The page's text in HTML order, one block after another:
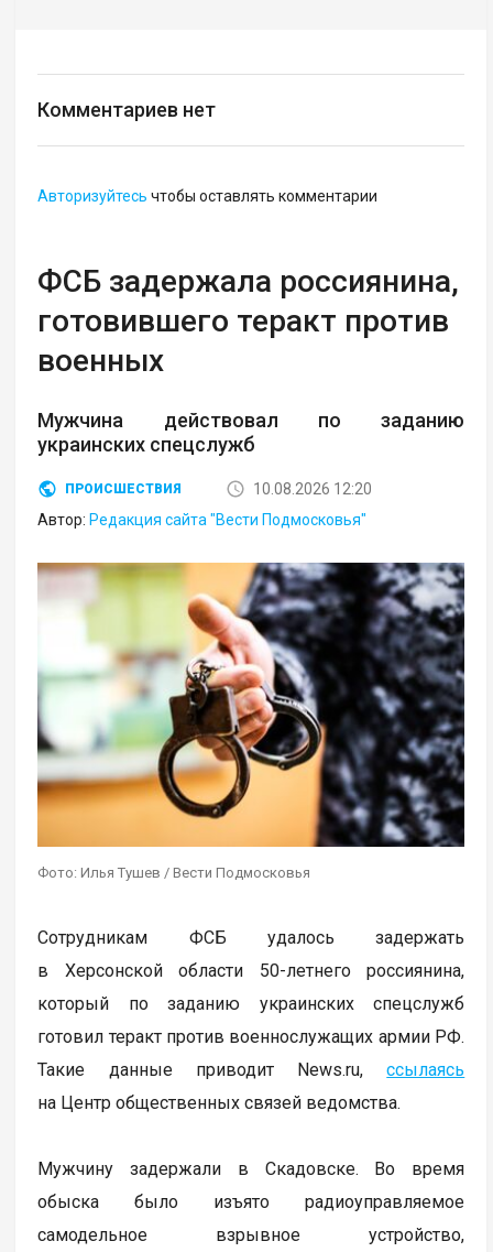
Комментариев нет
Авторизуйтесь чтобы оставлять комментарии
ФСБ задержала россиянина,
готовившего теракт против
военных
Мужчина действовал по заданию
украинских спецслужб
ПРОИСШЕСТВИЯ
10.08.2026 12:20
Автор: Редакция сайта "Вести Подмосковья"
Фото: Илья Тушев / Вести Подмосковья
Сотрудникам ФСБ удалось задержать
в Херсонской области 50-летнего россиянина,
который по заданию украинских спецслужб
готовил теракт против военнослужащих армии РФ.
Такие данные приводит News.ru,ссылаясь
на Центр общественных связей ведомства.
Мужчину задержали в Скадовске. Во время
обыска было изъято радиоуправляемое
самодельное взрывное устройство,